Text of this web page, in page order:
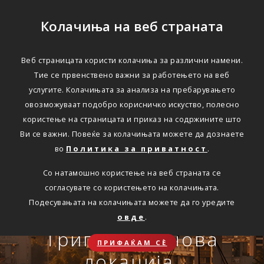
Колачиња на веб страната
Веб страницата користи колачиња за различни намени.
Тие се првенствено важни за работењето на веб
услугите. Колачињата за анализа на пребарувањето
овозможуваат подобро корисничко искуство, полесно
користење на страницата и приказ на содржините што
Ви се важни. Повеќе за колачињата можете да дознаете
во Политика за приватност .
Со натамошно користење на веб страната се
согласувате со користењето на колачињата.
Подесувањата на колачињата можете да го уредите
овде .
ПРИФАЌАМ СЀ
Триглав на нова
Сѐ ќе биде во ред
Совет, информација или инспирација за секоја животна
Онлајн пријава на
осигурен случај преку
OneID
Travel Smart и Travel
Smart Plus
Едноставно преку
интернет
АВТОМОБИЛСКА ОДГОВОРНОСТ
Oнлајн обнова на осигурување.
ЗДРАВСТВЕНО ПАТНИЧКО